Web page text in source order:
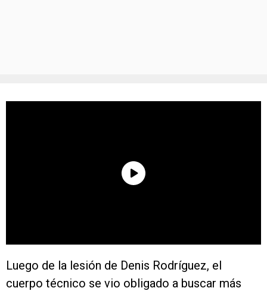
Luego de la lesión de Denis Rodríguez, el
cuerpo técnico se vio obligado a buscar más